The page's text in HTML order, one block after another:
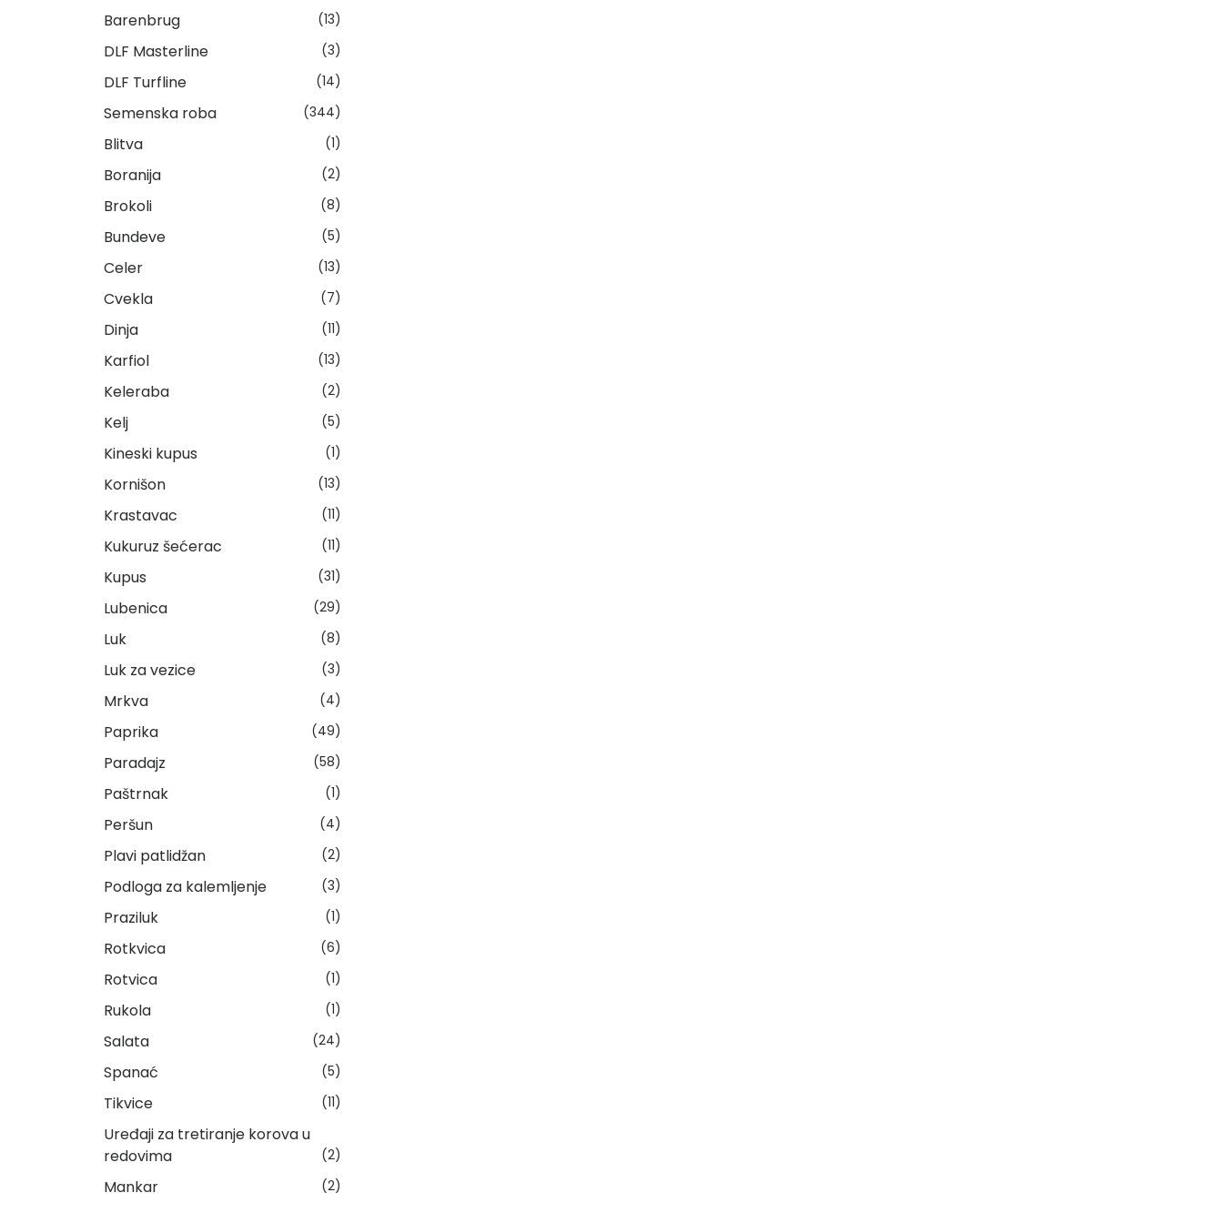
Barenbrug (13)
DLF Masterline (3)
DLF Turfline (14)
Semenska roba (344)
Blitva (1)
Boranija (2)
Brokoli (8)
Bundeve (5)
Celer (13)
Cvekla (7)
Dinja (11)
Karfiol (13)
Keleraba (2)
Kelj (5)
Kineski kupus (1)
Kornišon (13)
Krastavac (11)
Kukuruz šećerac (11)
Kupus (31)
Lubenica (29)
Luk (8)
Luk za vezice (3)
Mrkva (4)
Paprika (49)
Paradajz (58)
Paštrnak (1)
Peršun (4)
Plavi patlidžan (2)
Podloga za kalemljenje (3)
Praziluk (1)
Rotkvica (6)
Rotvica (1)
Rukola (1)
Salata (24)
Spanać (5)
Tikvice (11)
Uređaji za tretiranje korova u
redovima
(2)
Mankar (2)